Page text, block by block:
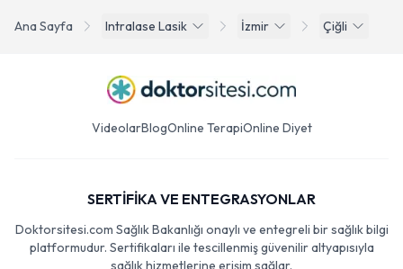
Ana Sayfa Intralase Lasik İzmir Çiğli
VideolarBlogOnline TerapiOnline Diyet
SERTİFİKA VE ENTEGRASYONLAR
Doktorsitesi.com Sağlık Bakanlığı onaylı ve entegreli bir sağlık bilgi
platformudur. Sertifikaları ile tescillenmiş güvenilir altyapısıyla
sağlık hizmetlerine erişim sağlar.